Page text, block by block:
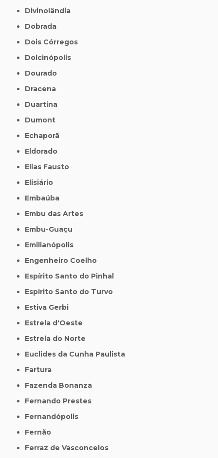
Divinolândia
Dobrada
Dois Córregos
Dolcinópolis
Dourado
Dracena
Duartina
Dumont
Echaporã
Eldorado
Elias Fausto
Elisiário
Embaúba
Embu das Artes
Embu-Guaçu
Emilianópolis
Engenheiro Coelho
Espírito Santo do Pinhal
Espírito Santo do Turvo
Estiva Gerbi
Estrela d'Oeste
Estrela do Norte
Euclides da Cunha Paulista
Fartura
Fazenda Bonanza
Fernando Prestes
Fernandópolis
Fernão
Ferraz de Vasconcelos